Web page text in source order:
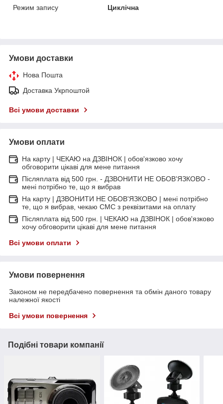
Режим запису
Циклічна
Умови доставки
Нова Пошта
Доставка Укрпоштой
Всі умови доставки
Умови оплати
На карту | ЧЕКАЮ на ДЗВІНОК | обов'язково хочу
обговорити цікаві для мене питання
Післяплата від 500 грн. - ДЗВОНИТИ НЕ ОБОВ'ЯЗКОВО -
мені потрібно те, що я вибрав
На карту | ДЗВОНИТИ НЕ ОБОВ'ЯЗКОВО | мені потрібно
те, що я вибрав, чекаю СМС з реквізитами на оплату
Післяплата від 500 грн. | ЧЕКАЮ на ДЗВІНОК | обов'язково
хочу обговорити цікаві для мене питання
Всі умови оплати
Умови повернення
Законом не передбачено повернення та обмін даного товару
належної якості
Всі умови повернення
Подібні товари компанії